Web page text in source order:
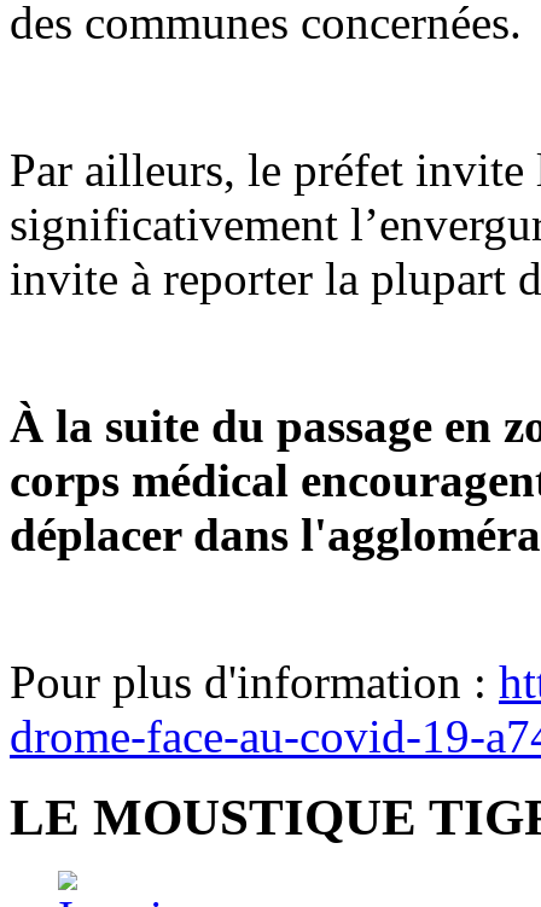
des communes concernées.
Par ailleurs, le préfet invite
significativement
invite à reporter la plupart
À la suite du passage en
corps médical
déplacer dans
Pour plus d'information :
drome-face-au-covid-19-
LE MOUSTIQUE